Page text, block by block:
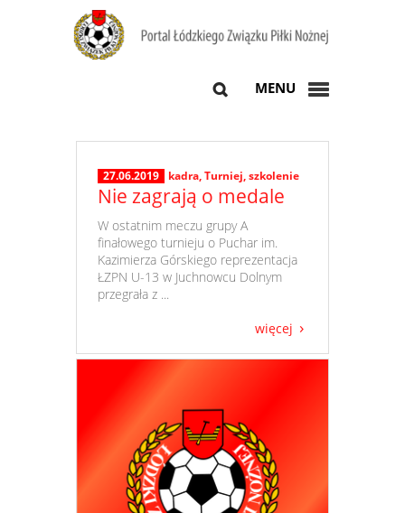
MENU
27.06.2019 kadra,Turniej,szkolenie
Nie zagrają o medale
​ W ostatnim meczu grupy A
finałowego turnieju o Puchar im.
Kazimierza Górskiego reprezentacja
ŁZPN U-13 w Juchnowcu Dolnym
przegrała z ...
więcej